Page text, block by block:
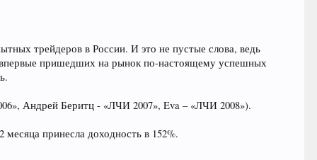
трейдеров в России. И это не пустые слова, ведь
пришедших на рынок по-настоящему успешных
Андрей Беритц - «ЛЧИ 2007», Eva – «ЛЧИ 2008»).
принесла доходность в 152%.